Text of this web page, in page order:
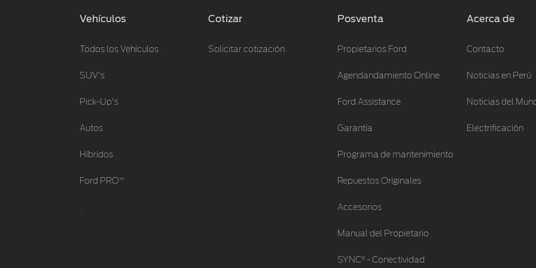
Vehículos
Todos los Vehículos
SUV's
Pick-Up's
Autos
Híbridos
Ford PRO ™
"
Cotizar
Solicitar cotización
Posventa
Propietarios Ford
Agendandamiento Online
Ford Assistance
Garantía
Programa de mantenimiento
Repuestos Originales
Accesorios
Manual del Propietario
SYNC® - Conectividad
Acerca de
Contacto
Noticias en Perú
Noticias del
Electrificación